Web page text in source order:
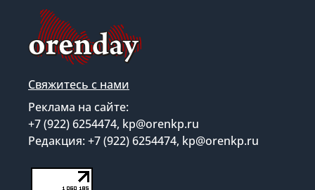
Свяжитесь с нами
Реклама на сайте:
+7 (922) 6254474, kp@orenkp.ru
Редакция: +7 (922) 6254474, kp@orenkp.ru